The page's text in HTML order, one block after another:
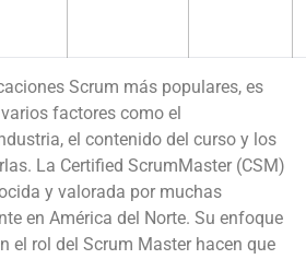
Scrum más populares, es
factores como el
el contenido del curso y los
La Certified ScrumMaster (CSM)
y valorada por muchas
en América del Norte. Su enfoque
el rol del Scrum Master hacen que